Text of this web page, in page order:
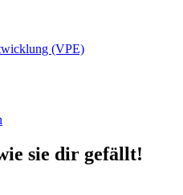
(VPE)
sie dir gefällt!